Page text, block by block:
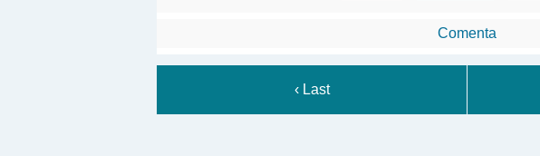
Comenta
‹ Last